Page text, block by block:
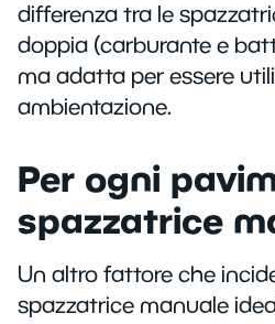
differenza tra le
doppia (carburante e
ma adatta per essere
ambientazione.
Per ogni
spazzatrice
Un altro fattore che
spazzatrice manuale